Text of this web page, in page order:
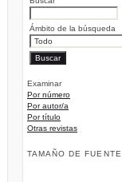
Ámbito de la búsqueda
Examinar
Por número
Por autor/a
Por título
Otras revistas
TAMAÑO DE FUENTE